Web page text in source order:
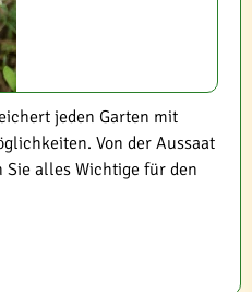
jeden Garten mit
Von der Aussaat
alles Wichtige für den